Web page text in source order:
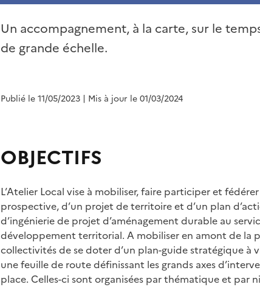
Un accompagnement, à la carte, sur le
de grande échelle.
Publié le 11/05/2023 | Mis à jour le 01/03/2024
OBJECTIFS
L’Atelier Local vise à mobiliser, faire participer et
prospective, d’un projet de territoire et d’un plan
d’ingénierie de projet d’aménagement durable au
développement territorial. A mobiliser en amont de la
collectivités de se doter d’un plan-guide stratégique à
une feuille de route définissant les grands axes
place. Celles-ci sont organisées par thématique et par